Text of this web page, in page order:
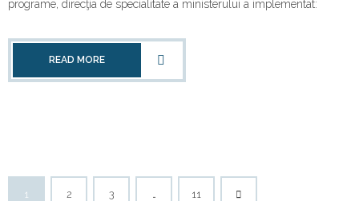
programe, direcţia de specialitate a ministerului a implementat:
READ MORE
1 2 3 … 11